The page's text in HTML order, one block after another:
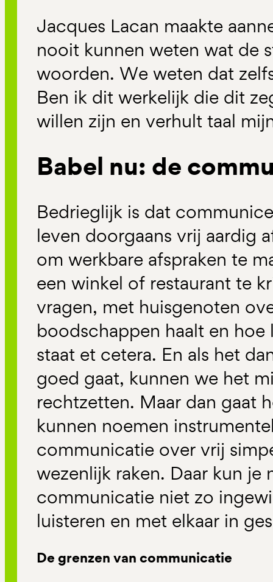
Jacques Lacan maakte
nooit kunnen weten wat de
woorden. We weten dat
Ben ik dit werkelijk die dit
willen zijn en verhult taal
Babel nu: de
Bedrieglijk is dat
leven doorgaans vrij aardig
om werkbare afspraken te
een winkel of restaurant te
vragen, met huisgenoten
boodschappen haalt en
staat et cetera. En als het
goed gaat, kunnen we het
rechtzetten. Maar dan gaat
kunnen noemen
communicatie over vrij
wezenlijk raken. Daar kun je
communicatie niet zo
luisteren en met elkaar in
De grenzen van communicatie